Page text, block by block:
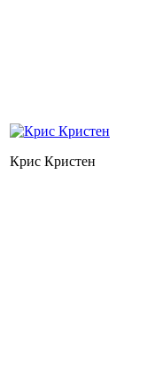
Крис Кристен